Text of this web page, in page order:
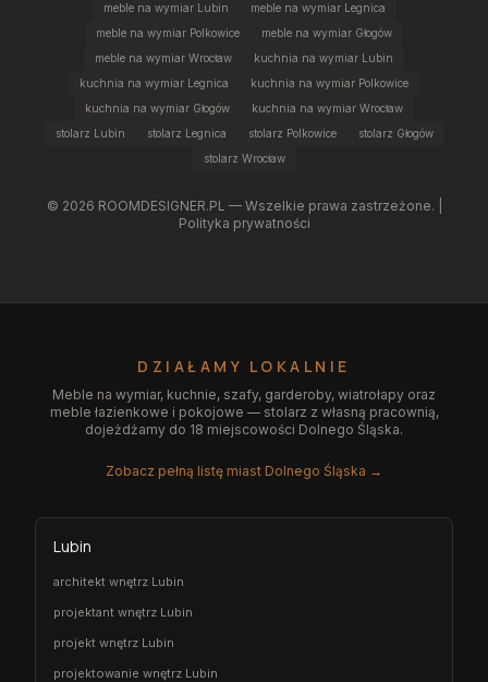
meble na wymiar Lubin
meble na wymiar Legnica
meble na wymiar Polkowice
meble na wymiar Głogów
meble na wymiar Wrocław
kuchnia na wymiar Lubin
kuchnia na wymiar Legnica
kuchnia na wymiar Polkowice
kuchnia na wymiar Głogów
kuchnia na wymiar Wrocław
stolarz Lubin
stolarz Legnica stolarz Polkowice
stolarz Głogów
stolarz Wrocław
© 2026 ROOMDESIGNER.PL — Wszelkie prawa zastrzeżone. |
Polityka prywatności
DZIAŁAMY LOKALNIE
Meble na wymiar, kuchnie, szafy, garderoby, wiatrołapy oraz
meble łazienkowe i pokojowe — stolarz z własną pracownią,
dojeżdżamy do 18 miejscowości Dolnego Śląska.
Zobacz pełną listę miast Dolnego Śląska →
Lubin
architekt wnętrz Lubin
projektant wnętrz Lubin
projekt wnętrz Lubin
projektowanie wnętrz Lubin